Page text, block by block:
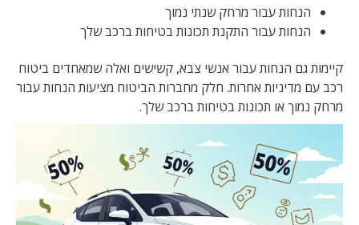
הנחות עבור מרחק שנתי נמוך
הנחות עבור התקנת תכונות בטיחות ברכב שלך
קיימות גם הנחות עבור אנשי צבא, קשישים ואלה שמאחדים ביטוח
רכב עם מדיניות אחרות. חלק מחברות הביטוח מציעות הנחות עבור
מרחק נמוך או תכונות בטיחות ברכב שלך.